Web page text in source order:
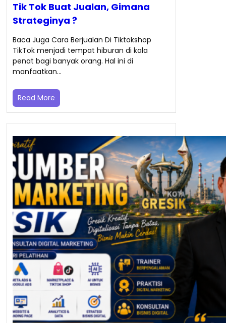
Tik Tok Buat Jualan, Gimana
Strateginya ?
Baca Juga Cara Berjualan Di Tiktokshop
TikTok menjadi tempat hiburan di kala
penat bagi banyak orang. Hal ini di
manfaatkan…
Read More